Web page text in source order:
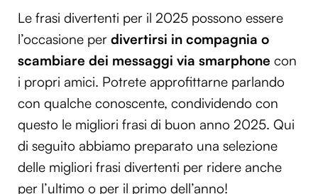
Le frasi divertenti per il 2025 possono essere
l’occasione per divertirsi in compagnia o
scambiare dei messaggi via smarphone con
i propri amici. Potrete approfittarne parlando
con qualche conoscente, condividendo con
questo le migliori frasi di buon anno 2025. Qui
di seguito abbiamo preparato una selezione
delle migliori frasi divertenti per ridere anche
per l’ultimo o per il primo dell’anno!